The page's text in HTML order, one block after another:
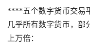
****五个数字货币交易
几乎所有数字货币，部
上万倍：